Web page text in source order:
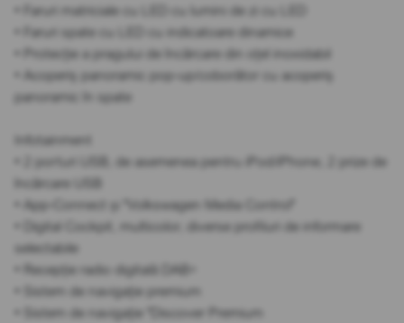
• Faruri matriciale cu LED cu lumini de zi cu LED
• Faruri spate cu LED cu indicatoare dinamice
• Protecție a pragului de încărcare din oțel inoxidabil
• Acoperiș panoramic pop-up/coborâtor cu acoperiș
panoramic în spate
Infotainment
• 2 porturi USB, de asemenea pentru iPod/iPhone, 2 prize de
încărcare USB
• App-Connect și "Volkswagen Media Control"
• Digital Cockpit, multicolor, diverse profiluri de informare
selectabile
• Recepție radio digitală DAB+
• Sistem de navigație premium
• Sistem de navigație "Discover Premium